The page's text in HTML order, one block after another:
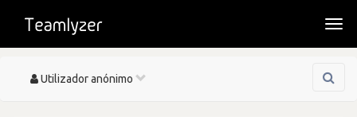
Toggle
Utilizador anónimo